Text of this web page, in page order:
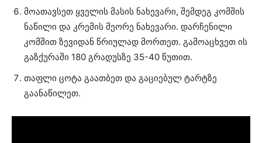
მოათავსეთ ყველის მასის ნახევარი, შემდეგ კომშის
ნაწილი და კრემის მეორე ნახევარი. დარჩენილი
კომშით ზევიდან წრიულად მორთეთ. გამოაცხვეთ ის
გაზქურაში 180 გრადუსზე 35-40 წუთით.
თაფლი ცოტა გაათბეთ და გაციებულ ტარტზე
გაანაწილეთ.